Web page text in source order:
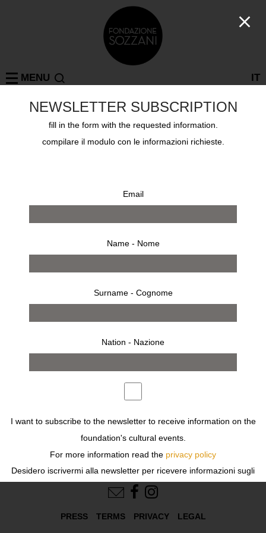
IT
MENU
Collections
BRUCE GILDEN
works exhibition
Previous Next
FOLLOW US
PRESS TERMS PRIVACY LEGAL
NEWSLETTER SUBSCRIPTION
fill in the form with the requested information.
compilare il modulo con le informazioni richieste.
Email
Name - Nome
Surname - Cognome
Nation - Nazione
I want to subscribe to the newsletter to receive information on the
foundation's cultural events.
For more information read the privacy policy
Desidero iscrivermi alla newsletter per ricevere informazioni sugli
eventi culturali della fondazione.